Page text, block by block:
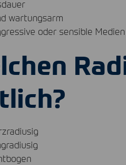
wartungsarm
oder sensible Medien